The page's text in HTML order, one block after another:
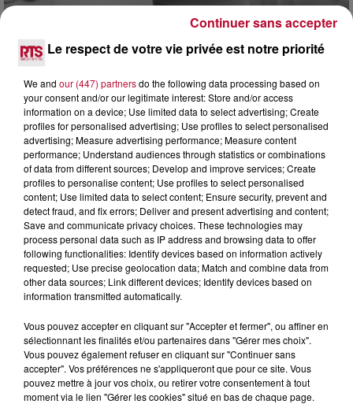
8 août 2026
OCCITANIE : CET ÉTÉ, LA CRÉATION S'EXPOSE
DANS LES ATELIERS D'ARTISANS
Marre des plages bondées et des visites au pas de charge
? La Chambre de Métiers et de l’Artisanat Occitanie
propose une alternative bien plus vivante :...
Le respect de votre vie privée est notre priorité
We and our (447) partnersdo the following data processing based on
your consent and/or our legitimate interest: Store and/or access
information on a device; Use limited data to select advertising; Create
profiles for personalised advertising; Use profiles to select personalised
advertising; Measure advertising performance; Measure content
performance; Understand audiences through statistics or combinations
of data from different sources; Develop and improve services; Create
profiles to personalise content; Use profiles to select personalised
content; Use limited data to select content; Ensure security, prevent and
detect fraud, and fix errors; Deliver and present advertising and content;
Save and communicate privacy choices. These technologies may
process personal data such as IP address and browsing data to offer
following functionalities: Identify devices based on information actively
requested; Use precise geolocation data; Match and combine data from
other data sources; Link different devices; Identify devices based on
information transmitted automatically.
Vous pouvez accepter en cliquant sur "Accepter et fermer", ou affiner en
sélectionnant les finalités et/ou partenaires dans "Gérer mes choix".
Vous pouvez également refuser en cliquant sur "Continuer sans
accepter". Vos préférences ne s'appliqueront que pour ce site. Vous
pouvez mettre à jour vos choix, ou retirer votre consentement à tout
moment via le lien "Gérer les cookies" situé en bas de chaque page.
Continuer sans accepter